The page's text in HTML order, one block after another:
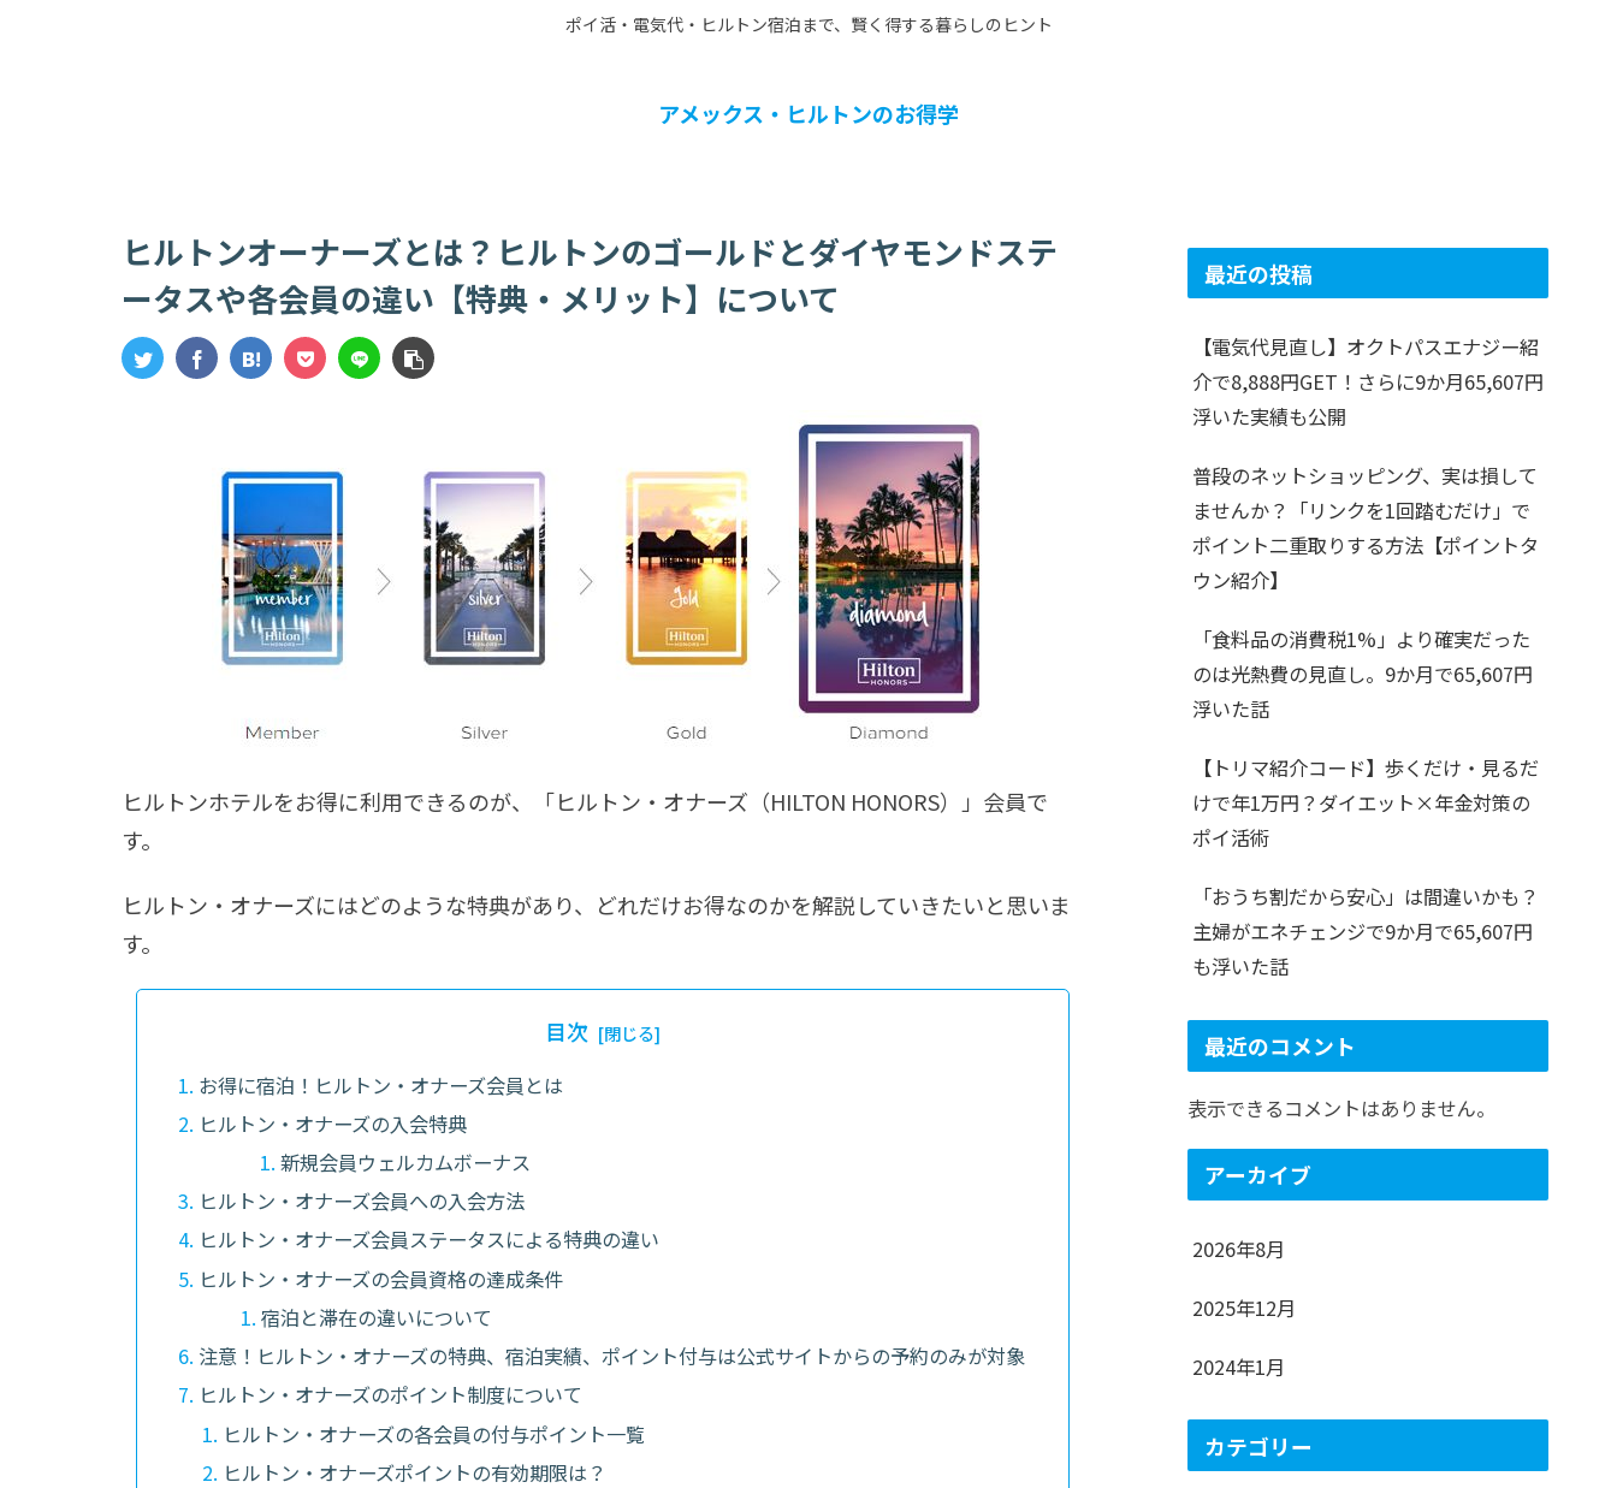
ポイ活・電気代・ヒルトン宿泊まで、賢く得する暮らしのヒント
アメックス・ヒルトンのお得学
ヒルトンオーナーズとは？ヒルトンのゴールドとダイヤモンドステ
ータスや各会員の違い【特典・メリット】について
ヒルトンホテルをお得に利用できるのが、「ヒルトン・オナーズ（HILTON HONORS）」会員で
す。
ヒルトン・オナーズにはどのような特典があり、どれだけお得なのかを解説していきたいと思いま
す。
目次
お得に宿泊！ヒルトン・オナーズ会員とは
ヒルトン・オナーズの入会特典
新規会員ウェルカムボーナス
ヒルトン・オナーズ会員への入会方法
ヒルトン・オナーズ会員ステータスによる特典の違い
ヒルトン・オナーズの会員資格の達成条件
宿泊と滞在の違いについて
注意！ヒルトン・オナーズの特典、宿泊実績、ポイント付与は公式サイトからの予約のみが対象
ヒルトン・オナーズのポイント制度について
ヒルトン・オナーズの各会員の付与ポイント一覧
ヒルトン・オナーズポイントの有効期限は？
最近の投稿
【電気代見直し】オクトパスエナジー紹
介で8,888円GET！さらに9か月65,607円
浮いた実績も公開
普段のネットショッピング、実は損して
ませんか？「リンクを1回踏むだけ」で
ポイント二重取りする方法【ポイントタ
ウン紹介】
「食料品の消費税1%」より確実だった
のは光熱費の見直し。9か月で65,607円
浮いた話
【トリマ紹介コード】歩くだけ・見るだ
けで年1万円？ダイエット×年金対策の
ポイ活術
「おうち割だから安心」は間違いかも？
主婦がエネチェンジで9か月で65,607円
も浮いた話
最近のコメント
表示できるコメントはありません。
アーカイブ
2026年8月
2025年12月
2024年1月
カテゴリー